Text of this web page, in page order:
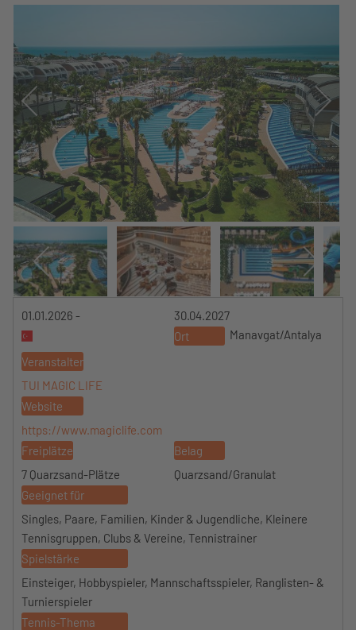
01.01.2026 -
30.04.2027
Ort
Manavgat/Antalya
Veranstalter
TUI MAGIC LIFE
Website
https://www.magiclife.com
Freiplätze
7 Quarzsand-Plätze
Belag
Quarzsand/Granulat
Geeignet für
Singles, Paare, Familien, Kinder & Jugendliche, Kleinere
Tennisgruppen, Clubs & Vereine, Tennistrainer
Spielstärke
Einsteiger, Hobbyspieler, Mannschaftsspieler, Ranglisten- &
Turnierspieler
Tennis-Thema